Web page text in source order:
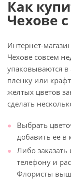
Как
Чехове
Интернет-
Чехове совсем
упаковываются в
пленку или
желтых цветов
сделать
Выбрать
добавить ее в
Либо
телефону и
Флористы